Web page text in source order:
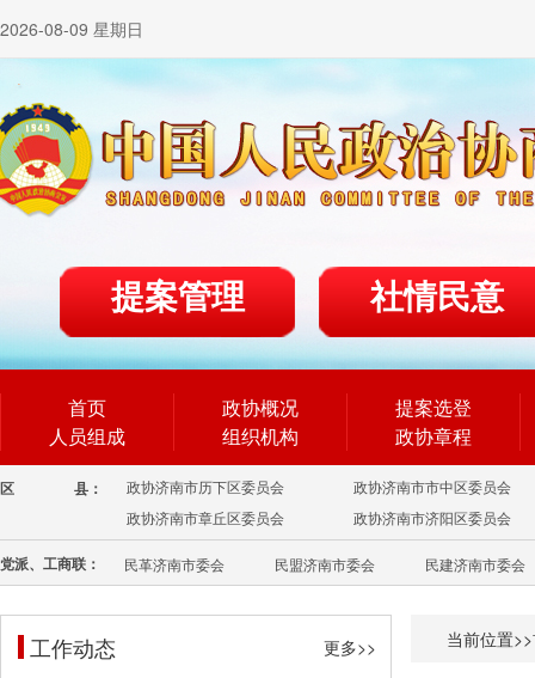
2026-08-09 星期日
提案管理 社情民意
首页
人员组成
政协概况
组织机构
提案选登
政协章程
区 县： 政协济南市历下区委员会
政协济南市市中区委员会
政协济南市章丘区委员会
政协济南市济阳区委员会
党派、工商联： 民革济南市委会 民盟济南市委会 民建济南市委会
工作动态
更多>>
当前位置>>